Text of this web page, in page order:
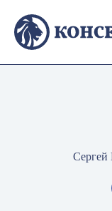
content
Сергей